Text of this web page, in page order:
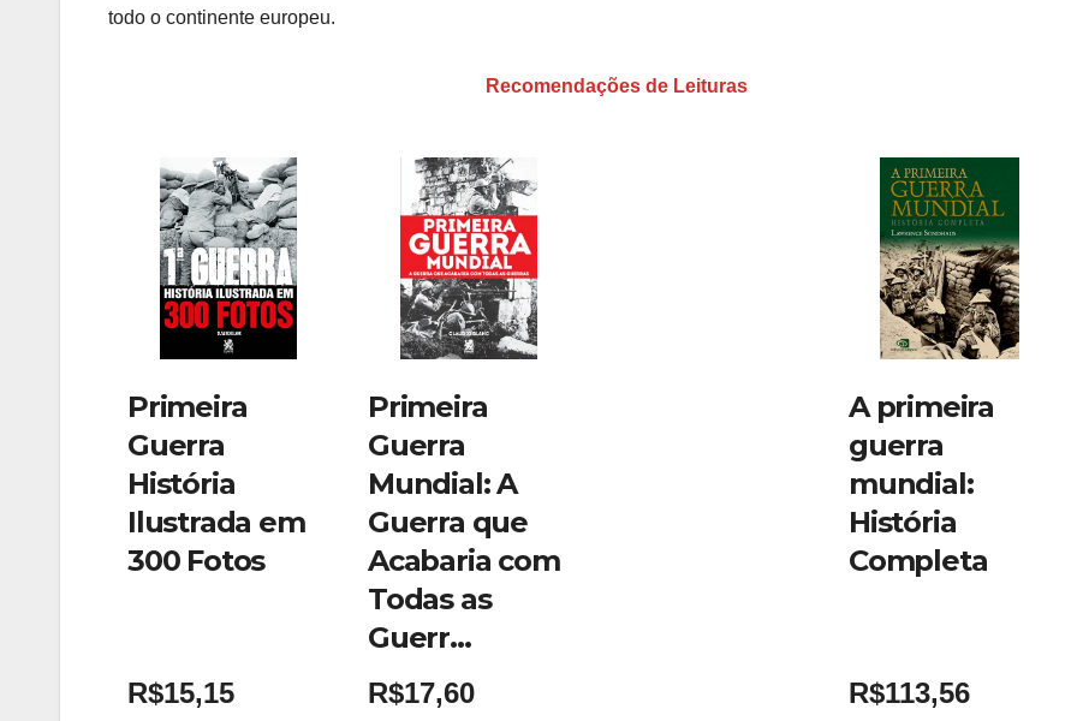
todo o continente europeu.
Recomendações de Leituras
Primeira
Guerra
História
Ilustrada em
300 Fotos
R$15,15
Primeira
Guerra
Mundial: A
Guerra que
Acabaria com
Todas as
Guerr…
R$17,60
A primeira
guerra
mundial:
História
Completa
R$113,56